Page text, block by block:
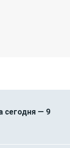
сегодня — 9